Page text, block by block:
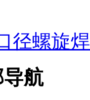
径螺旋
航